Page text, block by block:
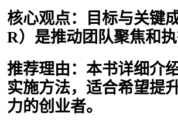
核心观点：目标与关键
R）是推动团队聚焦和执
推荐理由：本书详细介
实施方法，适合希望提
力的创业者。